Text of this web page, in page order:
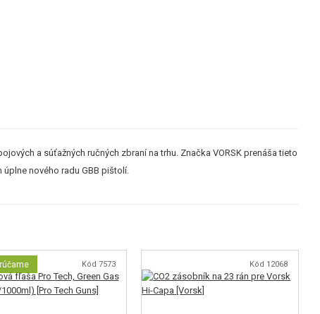
a súťažných ručných zbraní na trhu. Značka VORSK prenáša tieto
nového radu GBB pištolí.
Kód 7573 Kód 12068